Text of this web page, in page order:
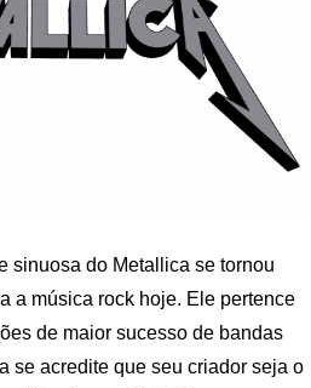
sinuosa do Metallica se tornou
a música rock hoje. Ele pertence
de maior sucesso de bandas
se acredite que seu criador seja o